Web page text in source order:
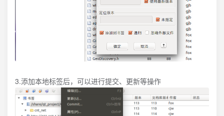
3.添加本地标签后，可以进行提交、更新等操作